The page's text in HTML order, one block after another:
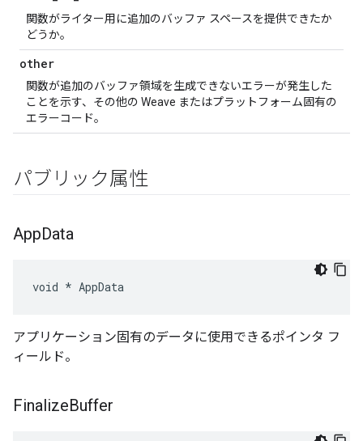
関数がライター用に追加のバッファ スペースを提供できたか
どうか。
other
関数が追加のバッファ領域を生成できないエラーが発生した
ことを示す、その他の Weave またはプラットフォーム固有の
エラーコード。
パブリック属性
AppData
void * AppData
アプリケーション固有のデータに使用できるポインタ フ
ィールド。
FinalizeBuffer